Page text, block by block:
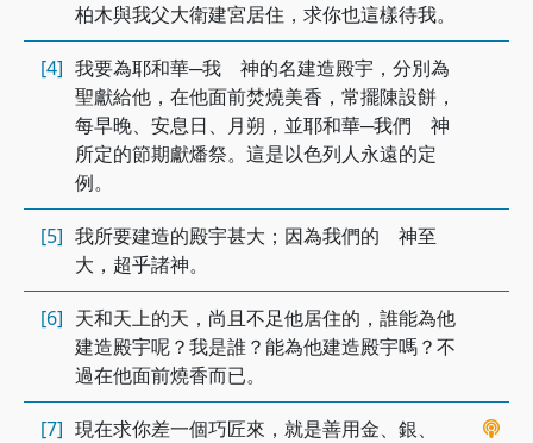
柏木與我父大衛建宮居住，求你也這樣待我。
[4] 我要為耶和華─我 神的名建造殿宇，分別為
聖獻給他，在他面前焚燒美香，常擺陳設餅，
每早晚、安息日、月朔，並耶和華─我們 神
所定的節期獻燔祭。這是以色列人永遠的定
例。
[5] 我所要建造的殿宇甚大；因為我們的 神至
大，超乎諸神。
[6] 天和天上的天，尚且不足他居住的，誰能為他
建造殿宇呢？我是誰？能為他建造殿宇嗎？不
過在他面前燒香而已。
[7] 現在求你差一個巧匠來，就是善用金、銀、